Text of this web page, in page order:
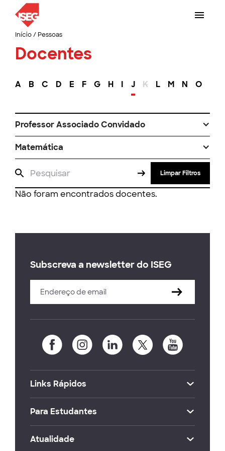
Início/ Pessoas
Docentes
A B C D E F G H I J K L M N O
Professor Associado Convidado
Matemática
Limpar Filtros
Não foram encontrados docentes.
Subscreva a newsletter do ISEG
Links Rápidos
Para Estudantes
Atualidade